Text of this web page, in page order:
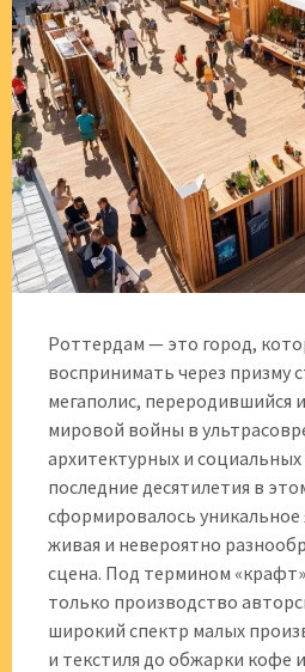
Роттердам — это город,
воспринимать через призму
мегаполис, переродившийся
мировой войны в
архитектурных и
последние десятилетия в
сформировалось
живая и невероятно
сцена. Под термином
только производство
широкий спектр малых
и текстиля до обжарки кофе